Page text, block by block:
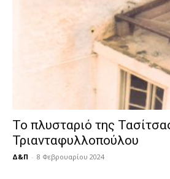
Το πλυσταριό της
Τριανταφυλλοπούλου
Δ&Π - 8 Φεβρουαρίου 2024